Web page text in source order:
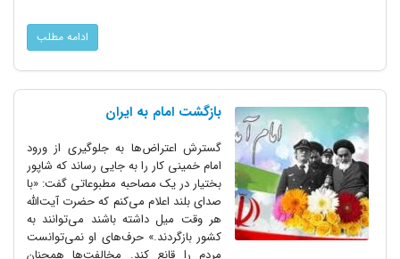
ادامه مطلب
بازگشت امام به ایران
گسترش اعتراض‌ها به جلوگیری از ورود
امام خمینی کار را به جایی رساند که شاپور
بختیار در یک مصاحبه مطبوعاتی گفت: «با
صدای بلند اعلام می‌کنم که حضرت آیت‌الله
هر وقت میل داشته باشند می‌توانند به
کشور بازگردند.» حرف‌های او نمی‌توانست
مردم را قانع کند. مخالفت‌ها همچنان